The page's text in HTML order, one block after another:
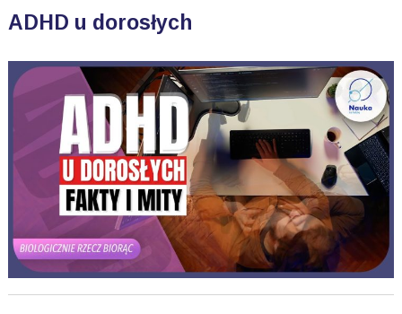
ADHD u dorosłych